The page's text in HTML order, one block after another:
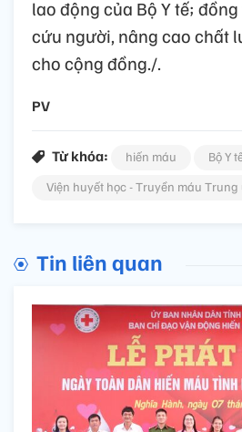
lao động của Bộ Y tế;
cứu người, nâng cao chất
cho cộng đồng./.
PV
Từ khóa: hiến máu
Bộ Y
Viện huyết học - Truyền máu Trung
Tin liên quan